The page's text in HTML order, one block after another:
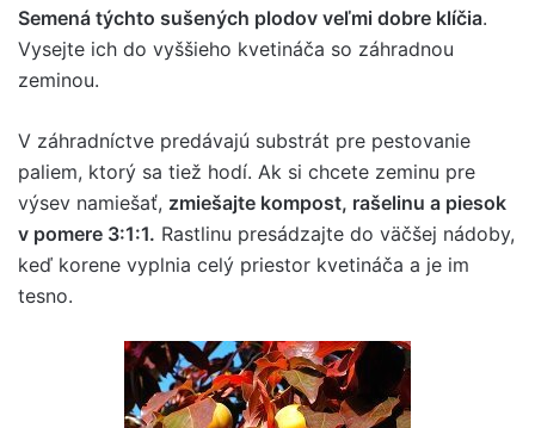
Semená týchto sušených plodov veľmi dobre klíčia.
Vysejte ich do vyššieho kvetináča so záhradnou
zeminou.
V záhradníctve predávajú substrát pre pestovanie
paliem, ktorý sa tiež hodí. Ak si chcete zeminu pre
výsev namiešať, zmiešajte kompost, rašelinu a piesok
v pomere 3:1:1. Rastlinu presádzajte do väčšej nádoby,
keď korene vyplnia celý priestor kvetináča a je im
tesno.